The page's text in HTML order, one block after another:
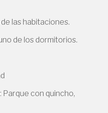
las habitaciones.
de los dormitorios.
Parque con quincho,